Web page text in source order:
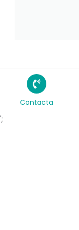
Contacta
';